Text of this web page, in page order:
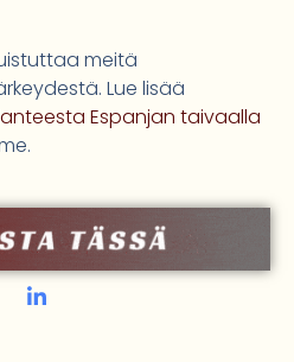
meitä
Lue lisää
Espanjan taivaalla